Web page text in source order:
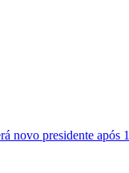
novo presidente após